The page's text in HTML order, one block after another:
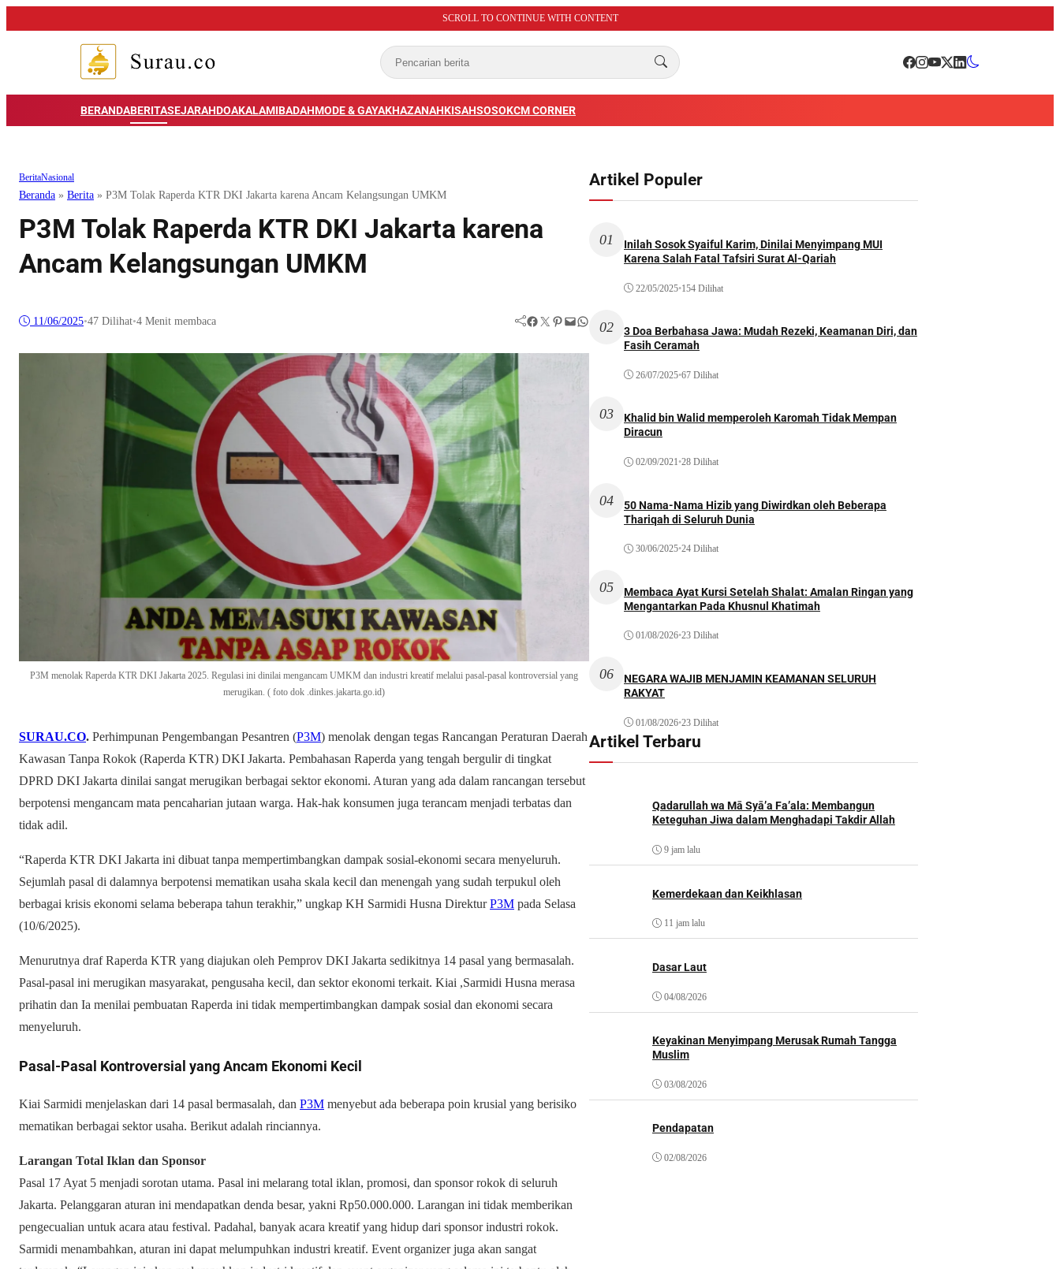
SCROLL TO CONTINUE WITH CONTENT
BERANDABERITASEJARAHDOAKALAMIBADAHMODE & GAYAKHAZANAHKISAHSOSOKCM CORNER
BeritaNasional
Beranda » Berita » P3M Tolak Raperda KTR DKI Jakarta karena Ancam Kelangsungan UMKM
P3M Tolak Raperda KTR DKI Jakarta karena
Ancam Kelangsungan UMKM
11/06/2025•47 Dilihat•4 Menit membaca Facebook Twitter Pinterest Mail WhatsApp
P3M menolak Raperda KTR DKI Jakarta 2025. Regulasi ini dinilai mengancam UMKM dan industri kreatif melalui pasal-pasal kontroversial yang
merugikan. ( foto dok .dinkes.jakarta.go.id)
SURAU.CO. Perhimpunan Pengembangan Pesantren (P3M) menolak dengan tegas Rancangan Peraturan Daerah
Kawasan Tanpa Rokok (Raperda KTR) DKI Jakarta. Pembahasan Raperda yang tengah bergulir di tingkat
DPRD DKI Jakarta dinilai sangat merugikan berbagai sektor ekonomi. Aturan yang ada dalam rancangan tersebut
berpotensi mengancam mata pencaharian jutaan warga. Hak-hak konsumen juga terancam menjadi terbatas dan
tidak adil.
“Raperda KTR DKI Jakarta ini dibuat tanpa mempertimbangkan dampak sosial-ekonomi secara menyeluruh.
Sejumlah pasal di dalamnya berpotensi mematikan usaha skala kecil dan menengah yang sudah terpukul oleh
berbagai krisis ekonomi selama beberapa tahun terakhir,” ungkap KH Sarmidi Husna DirekturP3M pada Selasa
(10/6/2025).
Menurutnya draf Raperda KTR yang diajukan oleh Pemprov DKI Jakarta sedikitnya 14 pasal yang bermasalah.
Pasal-pasal ini merugikan masyarakat, pengusaha kecil, dan sektor ekonomi terkait. Kiai ,Sarmidi Husna merasa
prihatin dan Ia menilai pembuatan Raperda ini tidak mempertimbangkan dampak sosial dan ekonomi secara
menyeluruh.
Pasal-Pasal Kontroversial yang Ancam Ekonomi Kecil
Kiai Sarmidi menjelaskan dari 14 pasal bermasalah, dan P3M menyebut ada beberapa poin krusial yang berisiko
mematikan berbagai sektor usaha. Berikut adalah rinciannya.
Larangan Total Iklan dan Sponsor
Pasal 17 Ayat 5 menjadi sorotan utama. Pasal ini melarang total iklan, promosi, dan sponsor rokok di seluruh
Jakarta. Pelanggaran aturan ini mendapatkan denda besar, yakni Rp50.000.000. Larangan ini tidak memberikan
pengecualian untuk acara atau festival. Padahal, banyak acara kreatif yang hidup dari sponsor industri rokok.
Sarmidi menambahkan, aturan ini dapat melumpuhkan industri kreatif. Event organizer juga akan sangat
Artikel Populer
01
Inilah Sosok Syaiful Karim, Dinilai Menyimpang MUI
Karena Salah Fatal Tafsiri Surat Al-Qariah
22/05/2025•154 Dilihat
02
3 Doa Berbahasa Jawa: Mudah Rezeki, Keamanan Diri, dan
Fasih Ceramah
26/07/2025•67 Dilihat
03
Khalid bin Walid memperoleh Karomah Tidak Mempan
Diracun
02/09/2021•28 Dilihat
04
50 Nama-Nama Hizib yang Diwirdkan oleh Beberapa
Thariqah di Seluruh Dunia
30/06/2025•24 Dilihat
05
Membaca Ayat Kursi Setelah Shalat: Amalan Ringan yang
Mengantarkan Pada Khusnul Khatimah
01/08/2026•23 Dilihat
06
NEGARA WAJIB MENJAMIN KEAMANAN SELURUH
RAKYAT
01/08/2026•23 Dilihat
Artikel Terbaru
Qadarullah wa Mā Syā’a Fa’ala: Membangun
Keteguhan Jiwa dalam Menghadapi Takdir Allah
9 jam lalu
Kemerdekaan dan Keikhlasan
11 jam lalu
Dasar Laut
04/08/2026
Keyakinan Menyimpang Merusak Rumah Tangga
Muslim
03/08/2026
Pendapatan
02/08/2026